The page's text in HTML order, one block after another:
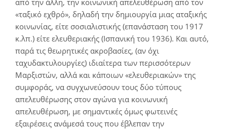
από την άλλη, την κοινωνική απελευθέρωση από τον
«ταξικό εχθρό», δηλαδή την δημιουργία μιας αταξικής
κοινωνίας, είτε σοσιαλιστικής (επανάσταση του 1917
κ.λπ.) είτε ελευθεριακής (Ισπανική του 1936). Και αυτό,
παρά τις θεωρητικές ακροβασίες, (αν όχι
ταχυδακτυλουργίες) ιδιαίτερα των περισσότερων
Μαρξιστών, αλλά και κάποιων «ελευθεριακών» της
συμφοράς, να συγχωνεύσουν τους δύο τύπους
απελευθέρωσης στον αγώνα για κοινωνική
απελευθέρωση, με σημαντικές όμως φωτεινές
εξαιρέσεις ανάμεσά τους που έβλεπαν την